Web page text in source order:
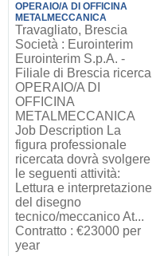
OPERAIO/A DI OFFICINA
METALMECCANICA
Travagliato, Brescia
Società : Eurointerim
Eurointerim S.p.A. -
Filiale di Brescia ricerca
OPERAIO/A DI
OFFICINA
METALMECCANICA
Job Description La
figura professionale
ricercata dovrà svolgere
le seguenti attività:
Lettura e interpretazione
del disegno
tecnico/meccanico At...
Contratto : €23000 per
year